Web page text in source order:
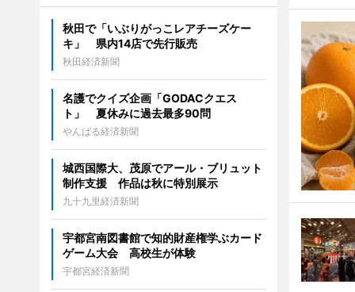
秋田で「いぶりがっこレアチーズケー
キ」 県内14店で先行販売
秋田経済新聞
名護でクイズ企画「GODACクエス
ト」 夏休みに過去最多90問
やんばる経済新聞
城西国際大、茂原でアール・ブリュット
制作支援 作品は秋に特別展示
九十九里経済新聞
宇都宮南図書館で知的財産権学ぶカード
ゲーム大会 高校生が体験
宇都宮経済新聞